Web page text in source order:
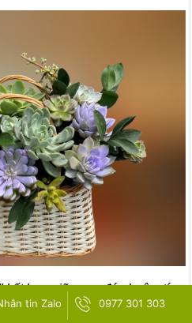
hợp giữa sen đá nhuộm tím
bạc, xanh lục nhỏ
tin Zalo 0977 301 303